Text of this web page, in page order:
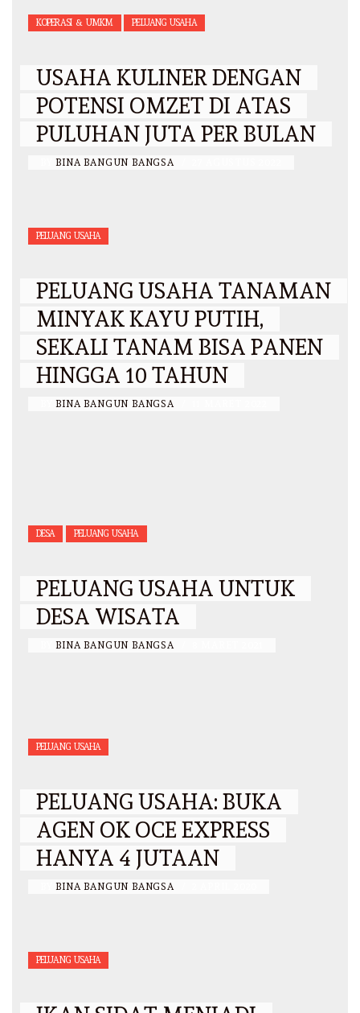
KOPERASI & UMKM PELUANG USAHA
USAHA KULINER DENGAN
POTENSI OMZET DI ATAS
PULUHAN JUTA PER BULAN
BINA BANGUN BANGSA
PELUANG USAHA
PELUANG USAHA TANAMAN
MINYAK KAYU PUTIH,
SEKALI TANAM BISA PANEN
HINGGA 10 TAHUN
BINA BANGUN BANGSA
DESA PELUANG USAHA
PELUANG USAHA UNTUK
DESA WISATA
BINA BANGUN BANGSA
PELUANG USAHA
PELUANG USAHA: BUKA
AGEN OK OCE EXPRESS
HANYA 4 JUTAAN
BINA BANGUN BANGSA
PELUANG USAHA